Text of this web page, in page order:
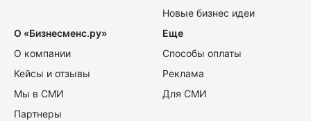
Новые бизнес идеи
О «Бизнесменс.ру»
О компании
Кейсы и отзывы
Мы в СМИ
Партнеры
Еще
Способы оплаты
Реклама
Для СМИ